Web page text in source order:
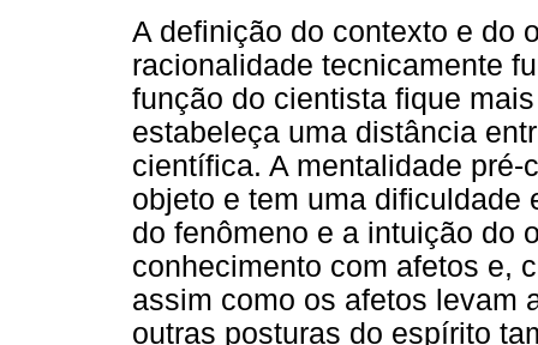
A definição do contexto e do
racionalidade tecnicamente
função do cientista fique
estabeleça uma distância
científica. A mentalidade
objeto e tem uma dificuldade
do fenômeno e a intuição do
conhecimento com afetos e,
assim como os afetos levam
outras posturas do espírito